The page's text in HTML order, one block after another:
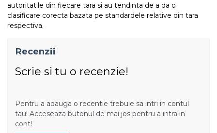
autoritatile din fiecare tara si au tendinta de a da o
clasificare corecta bazata pe standardele relative din tara
respectiva.
Recenzii
Scrie si tu o recenzie!
Pentru a adauga o recentie trebuie sa intri in contul
tau! Acceseaza butonul de mai jos pentru a intra in
cont!